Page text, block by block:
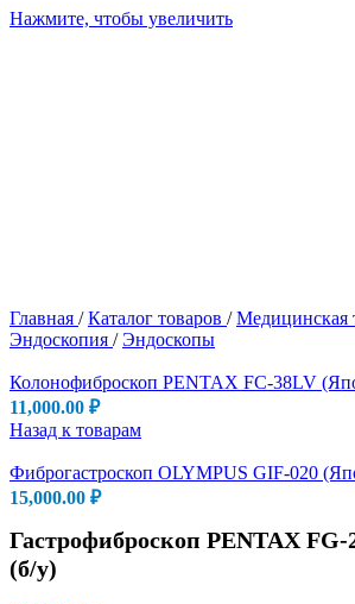
Нажмите, чтобы увеличить
Главная / Каталог товаров / Медицинская
Эндоскопия / Эндоскопы
Колонофиброскоп PENTAX FC-38LV
11,000.00 ₽
Назад к товарам
Фиброгастроскоп OLYMPUS GIF-020
15,000.00 ₽
Гастрофиброскоп PENTAX
(б/у)